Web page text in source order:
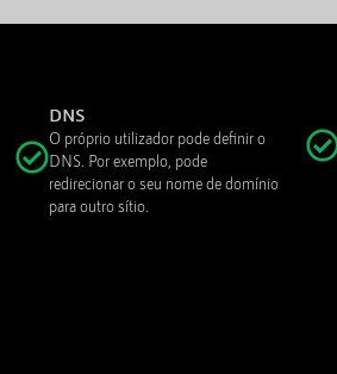
DNS
O próprio utilizador pode definir o
DNS. Por exemplo, pode
redirecionar o seu nome de domínio
para outro sítio.